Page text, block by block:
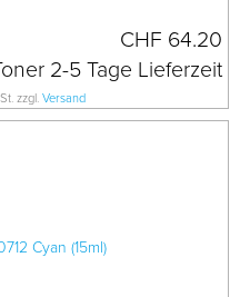
CHF 64.20
zzgl. Versand